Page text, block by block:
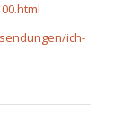
ich-